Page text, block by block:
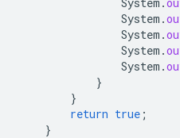
System .
System .
System .
System .
}
}
return true ;
}